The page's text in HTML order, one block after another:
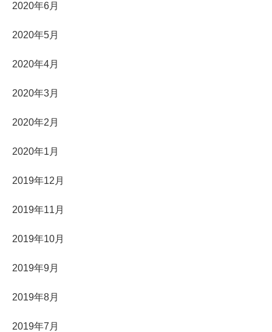
2020年6月
2020年5月
2020年4月
2020年3月
2020年2月
2020年1月
2019年12月
2019年11月
2019年10月
2019年9月
2019年8月
2019年7月